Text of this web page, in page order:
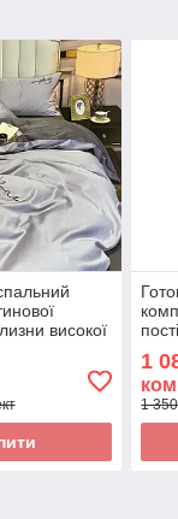
високої
1
1